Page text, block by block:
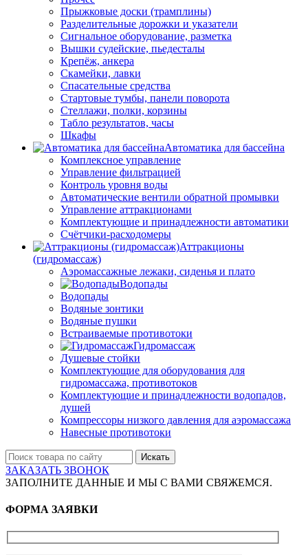
Прыжковые доски (трамплины)
Разделительные дорожки и указатели
Cигнальное оборудование, разметка
Вышки судейские, пьедесталы
Крепёж, анкера
Скамейки, лавки
Спасательные средства
Стартовые тумбы, панели поворота
Стеллажи, полки, корзины
Табло результатов, часы
Шкафы
Автоматика для бассейна
Комплексное управление
Управление фильтрацией
Контроль уровня воды
Автоматические вентили обратной промывки
Управление аттракционами
Комплектующие и принадлежности автоматики
Счётчики-расходомеры
Аттракционы
(гидромассаж)
Аэромассажные лежаки, сиденья и плато
Водопады
Водопады
Водяные зонтики
Водяные пушки
Встраиваемые противотоки
Гидромассаж
Душевые стойки
Комплектующие для оборудования для
гидромассажа, противотоков
Комплектующие и принадлежности водопадов,
душей
Компрессоры низкого давления для аэромассажа
Навесные противотоки
Искать
ЗАКАЗАТЬ ЗВОНОК
ЗАПОЛНИТЕ ДАННЫЕ И МЫ С ВАМИ СВЯЖЕМСЯ.
ФОРМА ЗАЯВКИ